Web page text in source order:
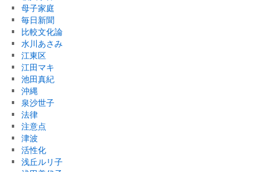
母子家庭
毎日新聞
比較文化論
水川あさみ
江東区
江田マキ
池田真紀
沖縄
泉沙世子
法律
注意点
津波
活性化
浅丘ルリ子